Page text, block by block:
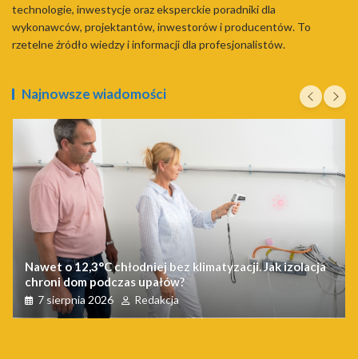
technologie, inwestycje oraz eksperckie poradniki dla
wykonawców, projektantów, inwestorów i producentów. To
rzetelne źródło wiedzy i informacji dla profesjonalistów.
Najnowsze wiadomości
Nawet o 12,3°C chłodniej bez klimatyzacji. Jak izolacja
chroni dom podczas upałów?
7 sierpnia 2026 Redakcja